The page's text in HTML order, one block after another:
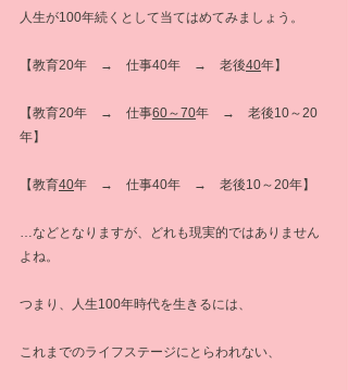
人生が100年続くとして当てはめてみましょう。
【教育20年　→　仕事40年　→　老後40年】
【教育20年　→　仕事60～70年　→　老後10～20
年】
【教育40年　→　仕事40年　→　老後10～20年】
…などとなりますが、どれも現実的ではありません
よね。
つまり、人生100年時代を生きるには、
これまでのライフステージにとらわれない、